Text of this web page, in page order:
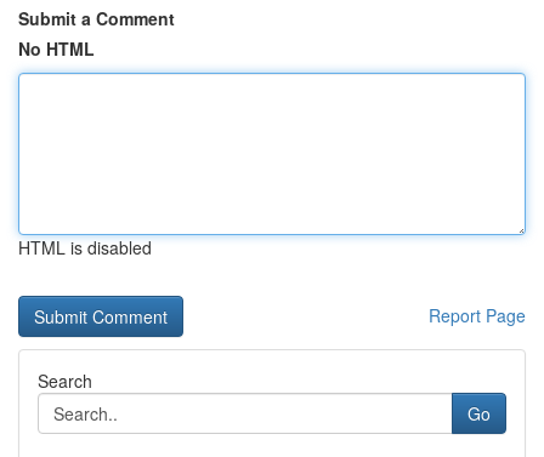
Submit a Comment
No HTML
HTML is disabled
Report Page
Search
Go